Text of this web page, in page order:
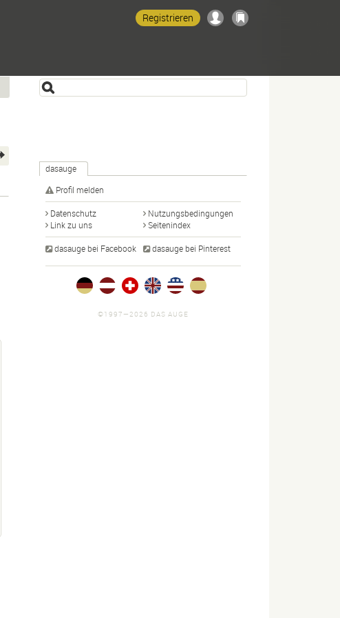
Registrieren
dasauge
Profil melden
Datenschutz
Nutzungsbedingungen
Link zu uns
Seitenindex
dasauge bei Facebook dasauge bei Pinterest
©1997—2026 DAS AUGE